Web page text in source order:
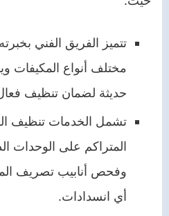
تتميز الفريق الفني
مختلف أنواع المكيفات
حديثة لضمان تنظيف
تشمل الخدمات تنظيف
المتراكم على الوحدات
وفحص أنابيب تصريف
أي انسدادات.